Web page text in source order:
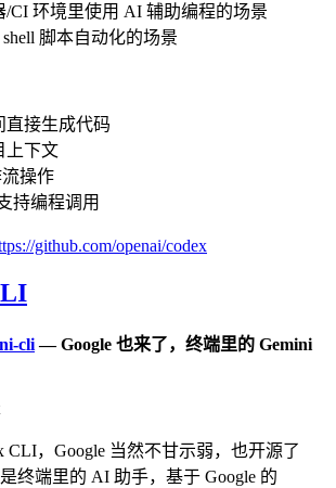
/CI 环境里使用 AI 辅助编程的场景
脚本自动化的场景
直接生成代码
上下文
操作
持编程调用
github.com/openai/codex
cli— Google 也来了，终端里的 Gemini
CLI，Google 当然不甘示弱，也开源了
终端里的 AI 助手，基于 Google 的